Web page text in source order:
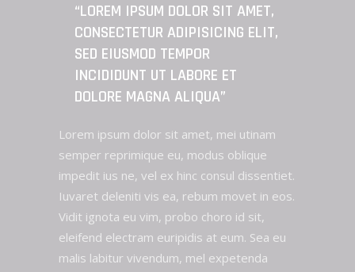
“LOREM IPSUM DOLOR SIT AMET,
CONSECTETUR ADIPISICING ELIT,
SED EIUSMOD TEMPOR
INCIDIDUNT UT LABORE ET
DOLORE MAGNA ALIQUA”
Lorem ipsum dolor sit amet, mei utinam
semper reprimique eu, modus oblique
impedit ius ne, vel ex hinc consul dissentiet.
Iuvaret deleniti vis ea, rebum movet in eos.
Vidit ignota eu vim, probo choro id sit,
eleifend electram euripidis at eum. Sea eu
malis labitur vivendum, mel expetenda